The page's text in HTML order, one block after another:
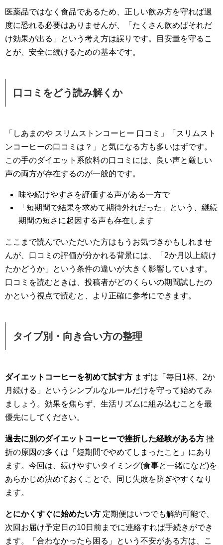
医薬品ではなく食品であるため、正しい飲み方を守れば過
度に恐れる必要はありませんが、「たくさん飲めばそれだ
け効果が出る」という考え方は誤りです。目安量を守るこ
とが、安全に続けるための基本です。
口コミをどう読み解くか
「しあまのや スリムストンコーヒー 口コミ」「スリムスト
ンコーヒーの口コミは？」と気になる方も多いはずです。
この手のダイエット系飲料の口コミには、良い声と厳しい
声の両方が存在するのが一般的です。
味や続けやすさを評価する声がある一方で
「短期間で結果を求めて期待外れだった」という、継続
期間の短さに起因する声も存在します
ここまで読んでいただいた方はもうお気づきかもしれませ
んが、口コミの評価が分かれる背景には、「2か月以上続け
たかどうか」という条件の違いが大きく影響しています。
口コミを読むときは、投稿者がどのくらいの期間試したの
かという視点で読むと、より正確に参考にできます。
タイプ別・向き合い方の整理
ダイエットコーヒーを初めて試す方 まずは「毎日1杯、2か
月続ける」というシンプルなルールだけを守って始めてみ
ましょう。効果を焦らず、生活リズムに組み込むことを最
優先にしてください。
過去に別のダイエットコーヒーで挫折した経験がある方 挫
折の原因の多くは「短期間でやめてしまったこと」にあり
ます。今回は、続けやすいタイミング(食事と一緒になど)を
あらかじめ決めておくことで、同じ失敗を防ぎやすくなり
ます。
とにかくすぐに始めたい方 定期便はいつでも解約可能で、
次回お届け予定日の10日前までに連絡すれば手続きができ
ます。「合わなかったら困る」という不安がある方は、こ